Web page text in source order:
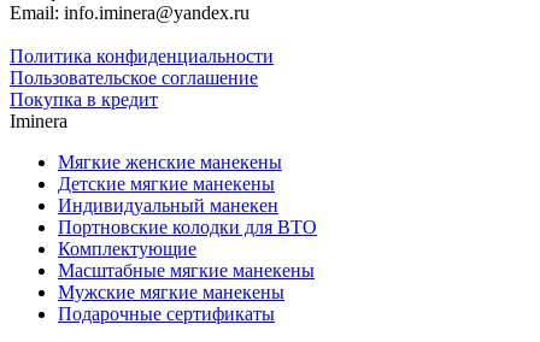
Email: info.iminera@yandex.ru
Политика конфиденциальности
Пользовательское соглашение
Покупка в кредит
Iminera
Мягкие женские манекены
Детские мягкие манекены
Индивидуальный манекен
Портновские колодки для ВТО
Комплектующие
Масштабные мягкие манекены
Мужские мягкие манекены
Подарочные сертификаты